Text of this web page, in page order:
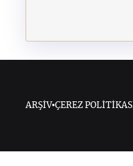
ARŞİV•ÇEREZ POLİTİKASI